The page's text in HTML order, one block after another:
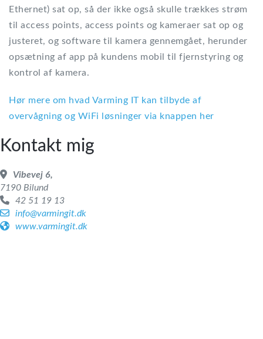
Ethernet) sat op, så der ikke også skulle trækkes strøm
til access points, access points og kameraer sat op og
justeret, og software til kamera gennemgået, herunder
opsætning af app på kundens mobil til fjernstyring og
kontrol af kamera.
Hør mere om hvad Varming IT kan tilbyde af
overvågning og WiFi løsninger via knappen her
Kontakt mig
Vibevej 6,
7190 Bilund
42 51 19 13
info@varmingit.dk
www.varmingit.dk